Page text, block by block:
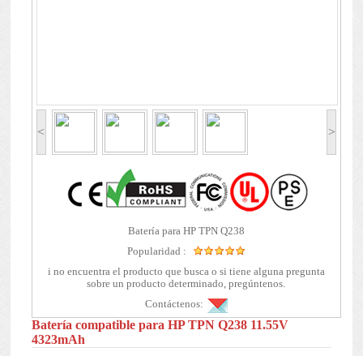
< >
Batería para HP TPN Q238
Popularidad :
i no encuentra el producto que busca o si tiene alguna pregunta
sobre un producto determinado, pregúntenos.
Contáctenos:
Batería compatible para HP TPN Q238 11.55V
4323mAh